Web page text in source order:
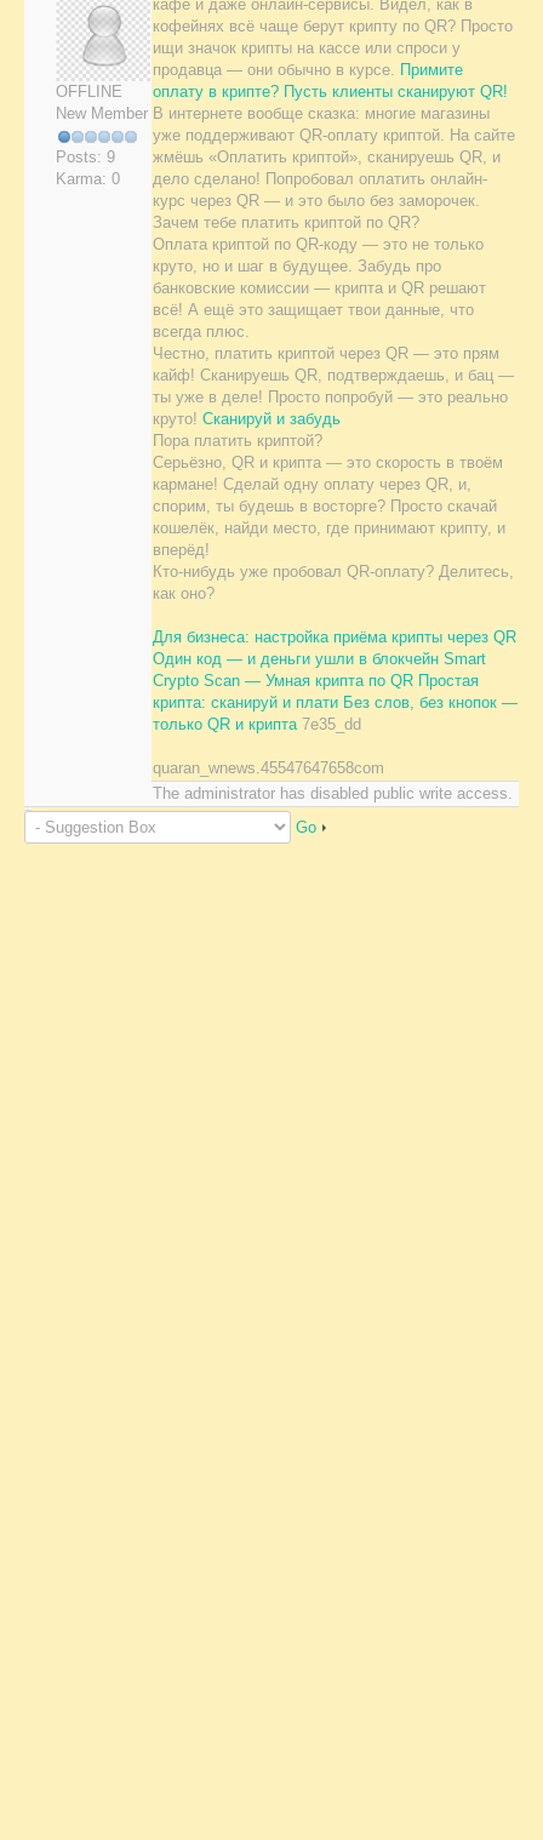
OFFLINE
New Member
Posts: 9
Karma: 0
кафе и даже онлайн-сервисы. Видел, как в
кофейнях всё чаще берут крипту по QR? Просто
ищи значок крипты на кассе или спроси у
продавца — они обычно в курсе. Примите
оплату в крипте? Пусть клиенты сканируют QR!
В интернете вообще сказка: многие магазины
уже поддерживают QR-оплату криптой. На сайте
жмёшь «Оплатить криптой», сканируешь QR, и
дело сделано! Попробовал оплатить онлайн-
курс через QR — и это было без заморочек.
Зачем тебе платить криптой по QR?
Оплата криптой по QR-коду — это не только
круто, но и шаг в будущее. Забудь про
банковские комиссии — крипта и QR решают
всё! А ещё это защищает твои данные, что
всегда плюс.
Честно, платить криптой через QR — это прям
кайф! Сканируешь QR, подтверждаешь, и бац —
ты уже в деле! Просто попробуй — это реально
круто! Сканируй и забудь
Пора платить криптой?
Серьёзно, QR и крипта — это скорость в твоём
кармане! Сделай одну оплату через QR, и,
спорим, ты будешь в восторге? Просто скачай
кошелёк, найди место, где принимают крипту, и
вперёд!
Кто-нибудь уже пробовал QR-оплату? Делитесь,
как оно?
Для бизнеса: настройка приёма крипты через QR
Один код — и деньги ушли в блокчейн Smart
Crypto Scan — Умная крипта по QR Простая
крипта: сканируй и плати Без слов, без кнопок —
только QR и крипта7e35_dd
quaran_wnews.45547647658com
The administrator has disabled public write access.
Go